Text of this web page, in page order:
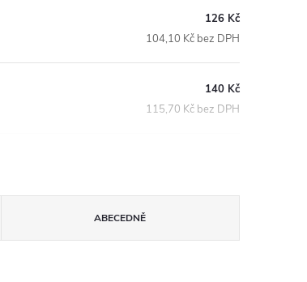
126 Kč
104,10 Kč bez DPH
140 Kč
115,70 Kč bez DPH
ABECEDNĚ